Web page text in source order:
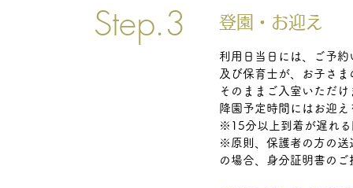
Step.3 ​登園・お迎え
利用日当日には、ご予
及び保育士が、お子さ
そのままご入室いただけ
降園予定時間にはお迎
※15分以上到着が遅れ
※原則、保護者の方の送
の場合、身分証明書の